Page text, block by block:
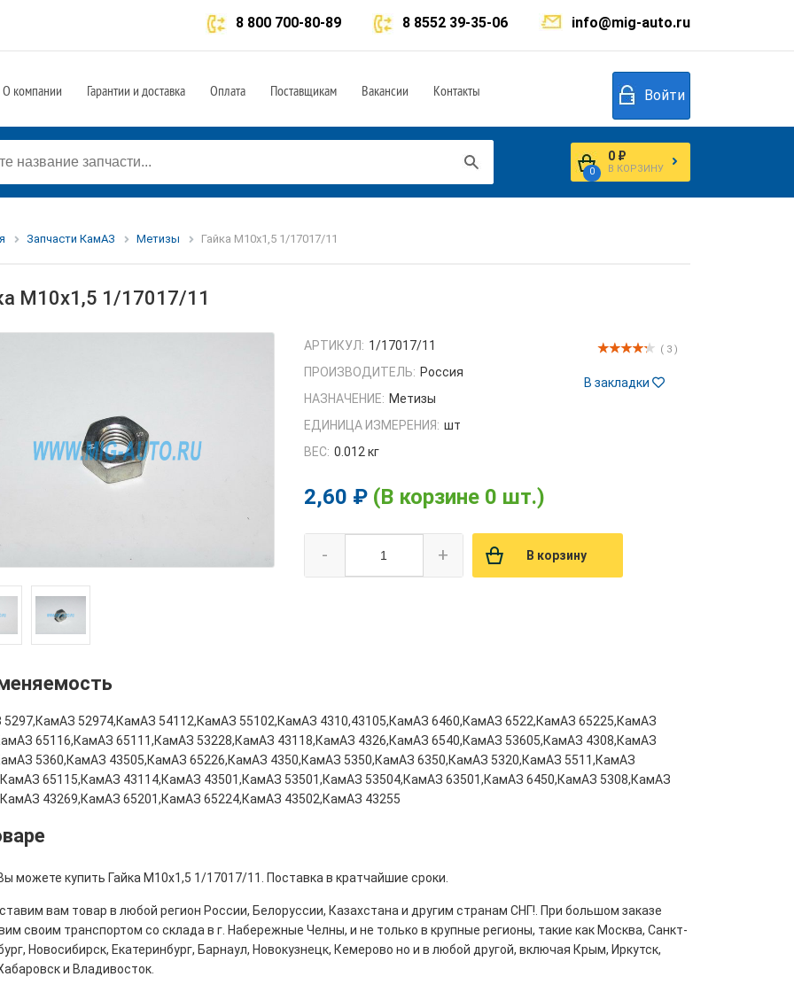
info@mig-auto.ru
8 8552 39-35-06
8 800 700-80-89
О компании Гарантии и доставка Оплата Поставщикам Вакансии Контакты Войти
0
0 ₽
В КОРЗИНУ
Запчасти КамАЗ Метизы Гайка М10х1,5 1/17017/11
М10х1,5 1/17017/11
( 3 )
В закладки
АРТИКУЛ: 1/17017/11
ПРОИЗВОДИТЕЛЬ: Россия
НАЗНАЧЕНИЕ: Метизы
ЕДИНИЦА ИЗМЕРЕНИЯ: шт
ВЕС: 0.012 кг
2,60 ₽ (В корзине 0 шт.)
- + В корзину
52974,КамАЗ 54112,КамАЗ 55102,КамАЗ 4310,43105,КамАЗ 6460,КамАЗ 6522,КамАЗ 65225,КамАЗ
65116,КамАЗ 65111,КамАЗ 53228,КамАЗ 43118,КамАЗ 4326,КамАЗ 6540,КамАЗ 53605,КамАЗ 4308,КамАЗ
5360,КамАЗ 43505,КамАЗ 65226,КамАЗ 4350,КамАЗ 5350,КамАЗ 6350,КамАЗ 5320,КамАЗ 5511,КамАЗ
65115,КамАЗ 43114,КамАЗ 43501,КамАЗ 53501,КамАЗ 53504,КамАЗ 63501,КамАЗ 6450,КамАЗ 5308,КамАЗ
43269,КамАЗ 65201,КамАЗ 65224,КамАЗ 43502,КамАЗ 43255
можете купить Гайка М10х1,5 1/17017/11. Поставка в кратчайшие сроки.
вам товар в любой регион России, Белоруссии, Казахстана и другим странам СНГ!. При большом заказе
своим транспортом со склада в г. Набережные Челны, и не только в крупные регионы, такие как Москва, Санкт-
Новосибирск, Екатеринбург, Барнаул, Новокузнецк, Кемерово но и в любой другой, включая Крым, Иркутск,
и Владивосток.